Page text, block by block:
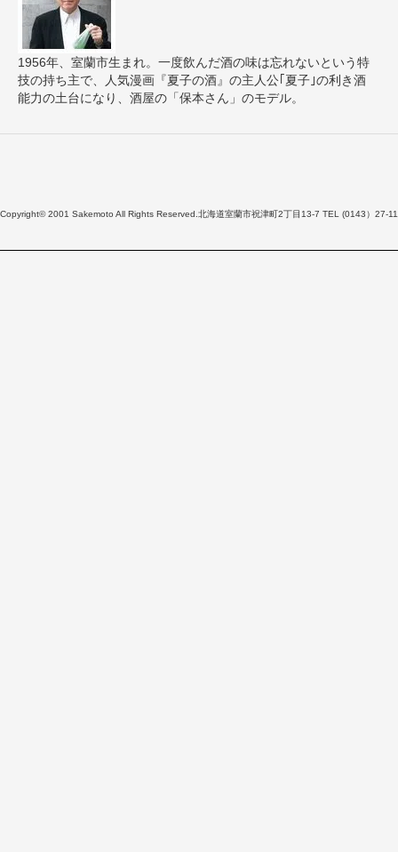
1956年、室蘭市生まれ。一度飲んだ酒の味は忘れないという特
技の持ち主で、人気漫画『夏子の酒』の主人公｢夏子｣の利き酒
能力の土台になり、酒屋の「保本さん」のモデル。
Copyright© 2001 Sakemoto All Rights Reserved.北海道室蘭市祝津町2丁目13-7 TEL (0143）27-